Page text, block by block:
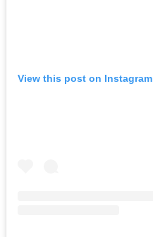
View this post on Instagram